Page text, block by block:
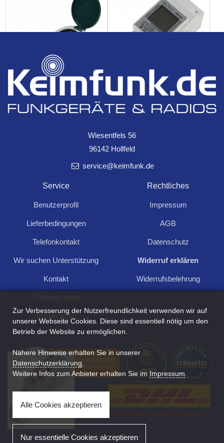
IP44, Betrieb an 230V/50Hz
maximal 2000W/8,7A
DIN Trägerschiene 1-
beleuchtet
Für Anfragen und Rückfragen schreiben Sie
Zuletzt angesehen
Wiesentfels 56
96142 Hollfeld
service@keimfunk.de
Service
Benutzerprofil
Lieferbedingungen
Telefonkontakt
Wir suchen Unterstützung
Kontakt
Kundenlogin
Rechtliches
Impressum
AGB
Datenschutz
Widerruf erklären
Widerrufsbelehrung
Zur Verbesserung der Nutzerfreundlichkeit verwenden wir auf
unserer Webseite Cookies. Diese sind essentiell nötig um den
Betrieb der Website zu ermöglichen.
Nähere Hinweise erhalten Sie in unserer
Datenschutzerklärung.
Weitere Infos zum Anbieter erhalten Sie imImpressum
Alle Cookies akzeptieren
Nur essentielle Cookies akzeptieren